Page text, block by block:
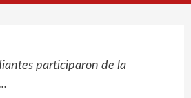
participaron de la